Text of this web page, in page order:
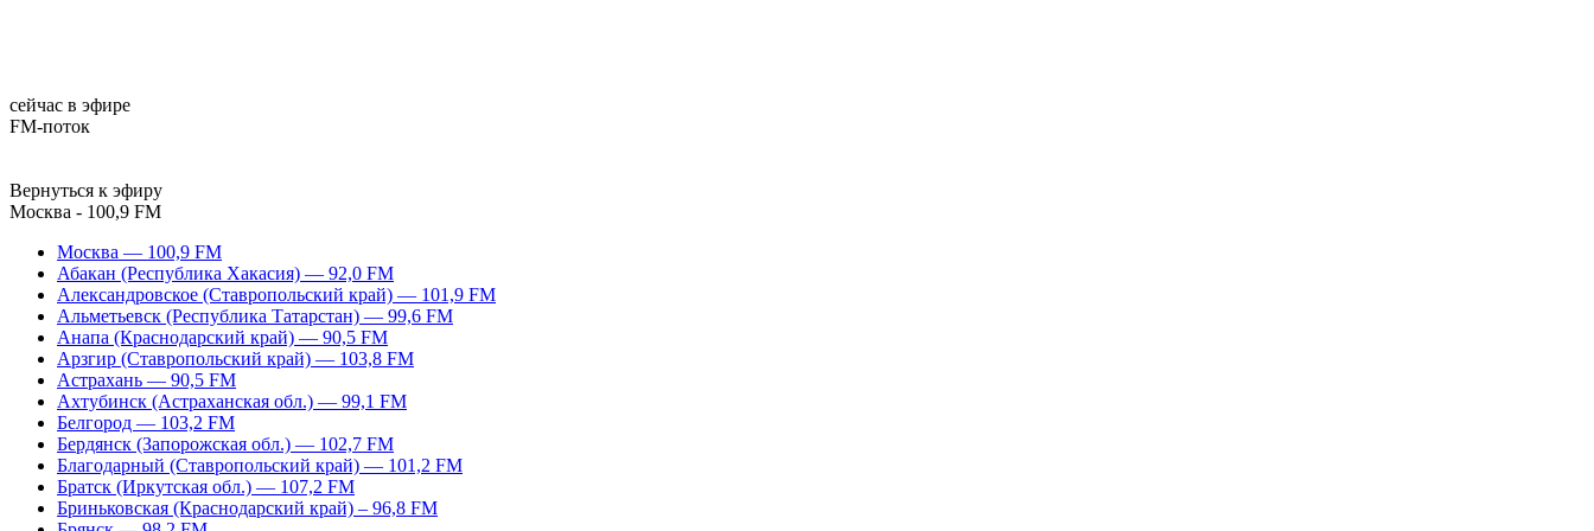
сейчас в эфире
FM-поток
Вернуться к эфиру
Москва - 100,9 FM
Москва — 100,9 FM
Абакан (Республика Хакасия) — 92,0 FM
Александровское (Ставропольский край) — 101,9 FM
Альметьевск (Республика Татарстан) — 99,6 FM
Анапа (Краснодарский край) — 90,5 FM
Арзгир (Ставропольский край) — 103,8 FM
Астрахань — 90,5 FM
Ахтубинск (Астраханская обл.) — 99,1 FM
Белгород — 103,2 FM
Бердянск (Запорожская обл.) — 102,7 FM
Благодарный (Ставропольский край) — 101,2 FM
Братск (Иркутская обл.) — 107,2 FM
Бриньковская (Краснодарский край) – 96,8 FM